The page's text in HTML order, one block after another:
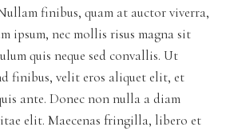
finibus, quam at auctor viverra,
ipsum, nec mollis risus magna sit
quis neque sed convallis. Ut
finibus, velit eros aliquet elit, et
ante. Donec non nulla a diam
elit. Maecenas fringilla, libero et